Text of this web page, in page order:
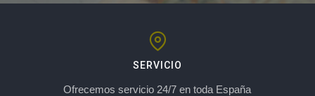
SERVICIO
Ofrecemos servicio 24/7 en toda España